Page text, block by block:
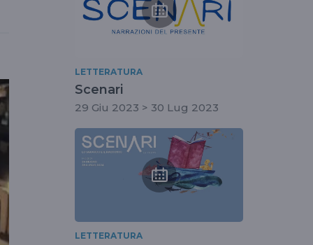
LETTERATURA
Scenari
29 Giu 2023 > 30 Lug 2023
LETTERATURA